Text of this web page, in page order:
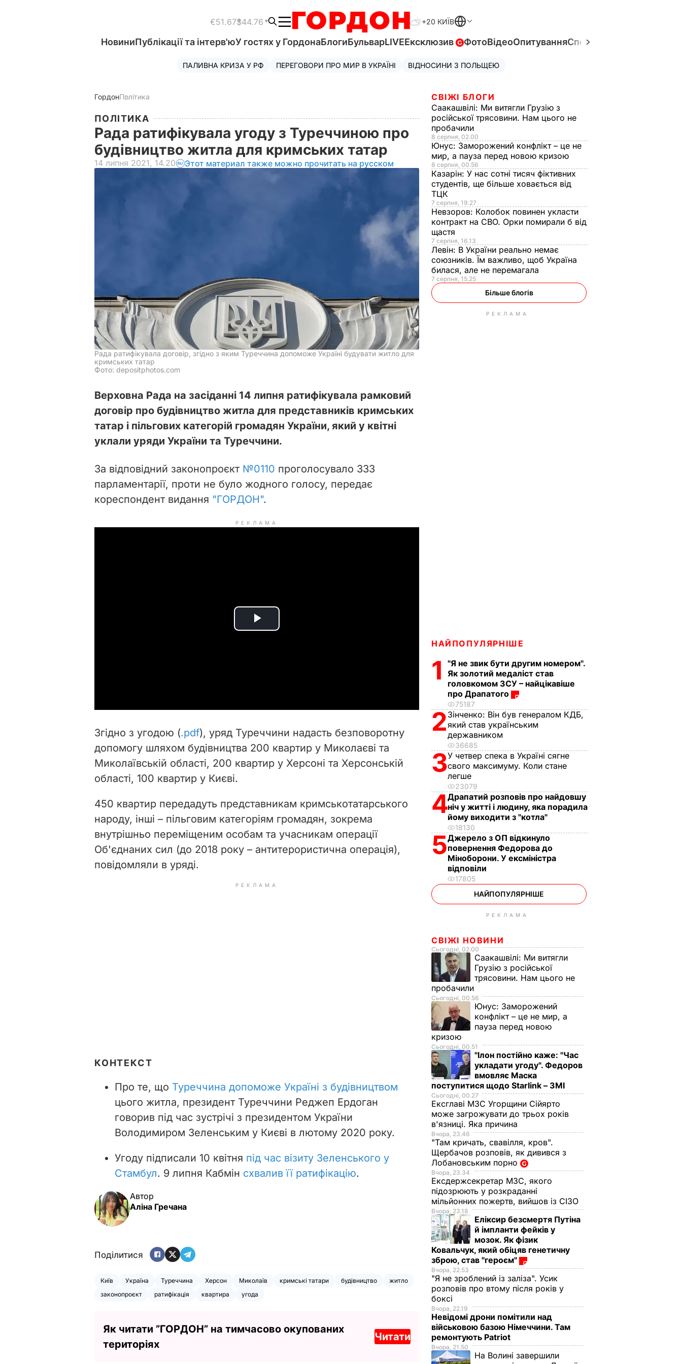
€51.67$44.76 +20 КИЇВ
НовиниПублікації та інтерв'юУ гостях у ГордонаБлогиБульварLIVEЕксклюзив ФотоВідеоОпитуванняСпецпроєкти
ПАЛИВНА КРИЗА У РФ ПЕРЕГОВОРИ ПРО МИР В УКРАЇНІ ВІДНОСИНИ З ПОЛЬЩЕЮ
ГордонПолітика
ПОЛІТИКА
Рада ратифікувала угоду з Туреччиною про
будівництво житла для кримських татар
14 липня 2021, 14.20 Этот материал также можно прочитать на русском
Рада ратифікувала договір, згідно з яким Туреччина допоможе Україні будувати житло для
кримських татар
Фото: depositphotos.com
Верховна Рада на засіданні 14 липня ратифікувала рамковий
договір про будівництво житла для представників кримських
татар і пільгових категорій громадян України, який у квітні
уклали уряди України та Туреччини.
За відповідний законопроєкт №0110 проголосувало 333
парламентарії, проти не було жодного голосу, передає
кореспондент видання "ГОРДОН".
РЕКЛАМА
P
i
d
o
Згідно з угодою (.pdf), уряд Туреччини надасть безповоротну
допомогу шляхом будівництва 200 квартир у Миколаєві та
Миколаївській області, 200 квартир у Херсоні та Херсонській
області, 100 квартир у Києві.
450 квартир передадуть представникам кримськотатарського
народу, інші – пільговим категоріям громадян, зокрема
внутрішньо переміщеним особам та учасникам операції
Об'єднаних сил (до 2018 року – антитерористична операція),
повідомляли в уряді.
РЕКЛАМА
КОНТЕКСТ
Про те, що Туреччина допоможе Україні з будівництвом
цього житла, президент Туреччини Реджеп Ердоган
говорив під час зустрічі з президентом України
Володимиром Зеленським у Києві в лютому 2020 року.
Угоду підписали 10 квітня під час візиту Зеленського у
Стамбул. 9 липня Кабмін схвалив її ратифікацію.
Автор
Аліна Гречана
Поділитися
Київ Україна Туреччина Херсон Миколаїв кримські татари будівництво
житло
законопроєкт
ратифікація квартира угода
Як читати ”ГОРДОН” на тимчасово окупованих
територіях
Читати
СВІЖІ БЛОГИ
Саакашвілі: Ми витягли Грузію з
російської трясовини. Нам цього не
пробачили
8 серпня, 02.00
Юнус: Заморожений конфлікт – це не
мир, а пауза перед новою кризою
8 серпня, 00.56
Казарін: У нас сотні тисяч фіктивних
студентів, ще більше ховається від
ТЦК
7 серпня, 19.27
Невзоров: Колобок повинен укласти
контракт на СВО. Орки помирали б від
щастя
7 серпня, 16.13
Левін: В України реально немає
союзників. Їм важливо, щоб Україна
билася, але не перемагала
7 серпня, 15.25
Більше блогів
РЕКЛАМА
НАЙПОПУЛЯРНІШЕ
1
"Я не звик бути другим номером".
Як золотий медаліст став
головкомом ЗСУ – найцікавіше
про Драпатого
75187
2 Зінченко: Він був генералом КДБ,
який став українським
державником
36685
3У четвер спека в Україні сягне
свого максимуму. Коли стане
легше
23079
4Драпатий розповів про найдовшу
ніч у житті і людину, яка порадила
йому виходити з "котла"
18130
5Джерело з ОП відкинуло
повернення Федорова до
Міноборони. У ексміністра
відповіли
17805
НАЙПОПУЛЯРНІШЕ
РЕКЛАМА
СВІЖІ НОВИНИ
Сьогодні, 02.00
Саакашвілі: Ми витягли
Грузію з російської
трясовини. Нам цього не
пробачили
Сьогодні, 00.56
Юнус: Заморожений
конфлікт – це не мир, а
пауза перед новою
кризою
Сьогодні, 00.51
"Ілон постійно каже: "Час
укладати угоду". Федоров
вмовляє Маска
поступитися щодо Starlink – ЗМІ
Сьогодні, 00.27
Ексглаві МЗС Угорщини Сійярто
може загрожувати до трьох років
в'язниці. Яка причина
Вчора, 23.46
"Там кричать, свавілля, кров".
Щербачов розповів, як дивився з
Лобановським порно
Вчора, 23.34
Ексдержсекретар МЗС, якого
підозрюють у розкраданні
мільйонних пожертв, вийшов із СІЗО
Вчора, 23.18
Еліксир безсмертя Путіна
й імпланти фейків у
мозок. Як фізик
Ковальчук, який обіцяв генетичну
зброю, став "героєм"
Вчора, 22.53
"Я не зроблений із заліза". Усик
розповів про втому після років у
боксі
Вчора, 22.19
Невідомі дрони помітили над
військовою базою Німеччини. Там
ремонтують Patriot
Вчора, 21.50
На Волині завершили